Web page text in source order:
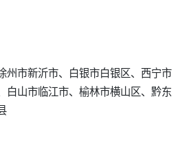
州市新沂市、白银市白银区、西宁市
白山市临江市、榆林市横山区、黔东